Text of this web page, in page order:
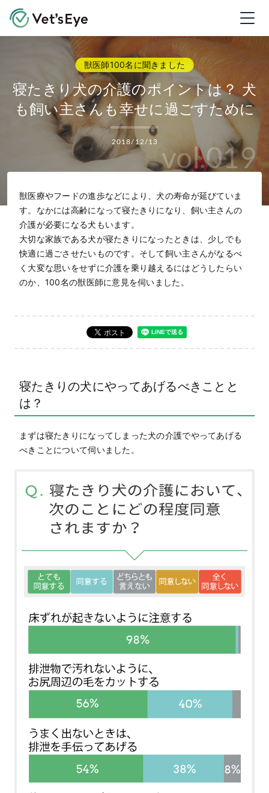
寝たきり犬の介護のポイントは？ 犬
も飼い主さんも幸せに過ごすために
2018/12/13
vol.019
獣医療やフードの進歩などにより、犬の寿命が延びていま
す。なかには高齢になって寝たきりになり、飼い主さんの
介護が必要になる犬もいます。
大切な家族である犬が寝たきりになったときは、少しでも
快適に過ごさせたいものです。そして飼い主さんがなるべ
く大変な思いをせずに介護を乗り越えるにはどうしたらい
のか、100名の獣医師に意見を伺いました。
寝たきりの犬にやってあげるべきことと
は？
まずは寝たきりになってしまった犬の介護でやってあげる
べきことについて伺いました。